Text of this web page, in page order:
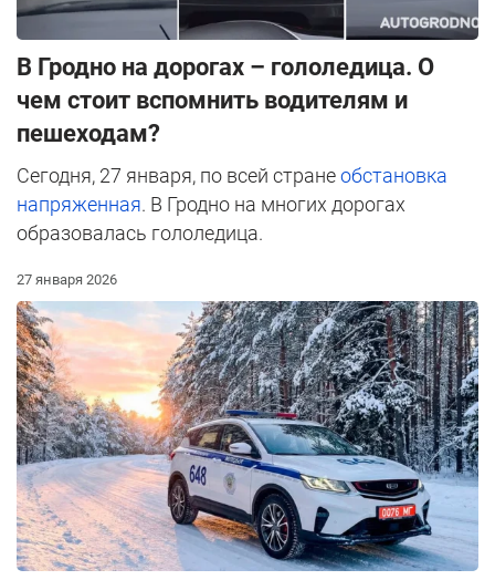
В Гродно на дорогах – гололедица. О
чем стоит вспомнить водителям и
пешеходам?
Сегодня, 27 января, по всей странеобстановка
напряженная. В Гродно на многих дорогах
образовалась гололедица.
27 января 2026